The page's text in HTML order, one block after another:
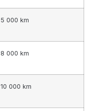
5 000 km
8 000 km
10 000 km